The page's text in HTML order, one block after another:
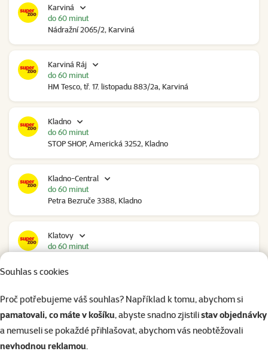
Souhlas s cookies
Proč potřebujeme váš souhlas? Například k tomu, abychom si
pamatovali, co máte v košíku, abyste snadno zjistilistav objednávky
a nemuseli se pokaždé přihlašovat, abychom vás neobtěžovali
nevhodnou reklamou.
Karviná
Nádražní 2065/2, Karviná
do 60 minut
Karviná Ráj
HM Tesco, tř. 17. listopadu 883/2a, Karviná
do 60 minut
Kladno
STOP SHOP, Americká 3252, Kladno
do 60 minut
Kladno-Central
Petra Bezruče 3388, Kladno
do 60 minut
Klatovy
do 60 minut
Polepská 979, Kolín
pozítří
Kolín Ovčáry